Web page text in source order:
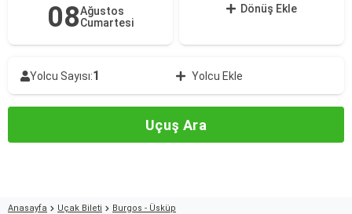
08Ağustos
Cumartesi
Dönüş Ekle
Yolcu Sayısı:1 Yolcu Ekle
Uçuş Ara
Anasayfa Uçak Bileti Burgos - Üsküp